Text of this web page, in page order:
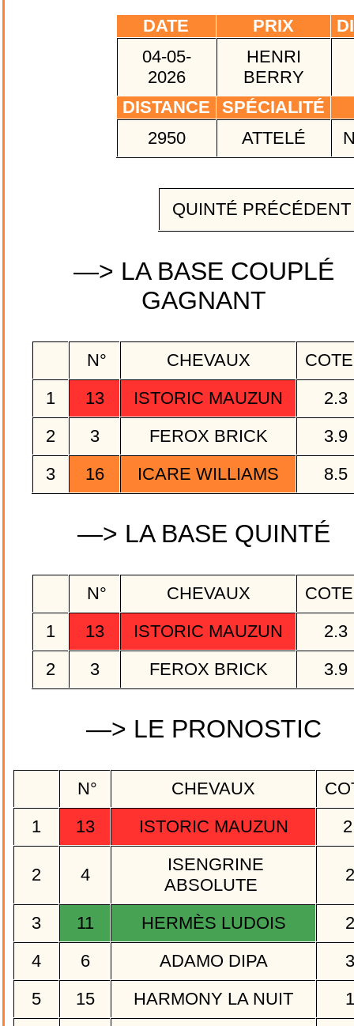
DATE PRIX
04-05-
2026
HENRI
BERRY
DISTANCE
SPÉCIALITÉ
2950
ATTELÉ
QUINTÉ
—> LA BASE COUPLÉ
GAGNANT
N° CHEVAUX
1
13 ISTORIC MAUZUN
2.3
2
3 FEROX BRICK
3.9
3
16 ICARE WILLIAMS 8.5
—> LA BASE QUINTÉ
N° CHEVAUX
1
13 ISTORIC MAUZUN
2.3
2
3 FEROX BRICK 3.9
—> LE PRONOSTIC
N° CHEVAUX
1
13 ISTORIC MAUZUN
2 4
ISENGRINE
ABSOLUTE
3 11 HERMÈS LUDOIS
4
6 ADAMO DIPA
5
15 HARMONY LA NUIT